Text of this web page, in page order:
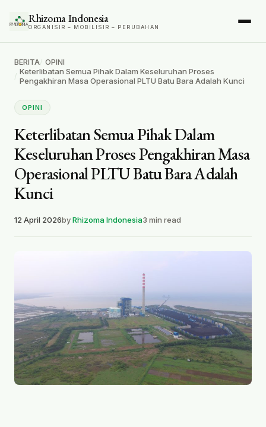
Rhizoma Indonesia
ORGANISIR – MOBILISIR – PERUBAHAN
BERITA OPINI
Keterlibatan Semua Pihak Dalam Keseluruhan Proses
Pengakhiran Masa Operasional PLTU Batu Bara Adalah Kunci
OPINI
Keterlibatan Semua Pihak Dalam
Keseluruhan Proses Pengakhiran Masa
Operasional PLTU Batu Bara Adalah
Kunci
12 April 2026byRhizoma Indonesia3 min read